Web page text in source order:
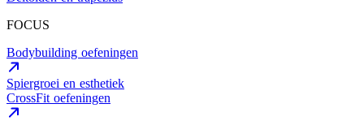
FOCUS
Bodybuilding oefeningen
Spiergroei en esthetiek
CrossFit oefeningen